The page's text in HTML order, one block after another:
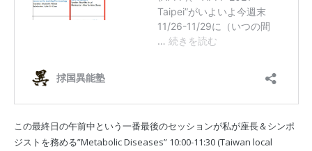
この最終日の午前中という一番最後のセッションが私が座長＆シンポ
ジストを務める”Metabolic Diseases” 10:00-11:30 (Taiwan local